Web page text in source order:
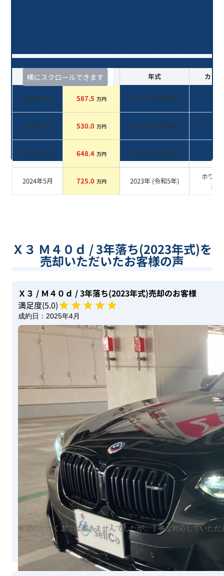
横にスクロールできます
査定時期 セルカ実績 年式 カラー
2025年4月 587.5 万円 2023年 (令和5年)
ブラッ
系
2025年3月 530.0 万円 2023年 (令和5年)
ブラッ
系
2024年11月 648.4 万円 2023年 (令和5年)
ブラッ
系
2024年5月 725.0 万円 2023年 (令和5年)
ホワイ
系
Ｘ３ Ｍ４０ｄ / 3年落ち(2023年式)を
売却いただいたお客様の声
Ｘ３ / Ｍ４０ｄ / 3年落ち(2023年式)売却のお客様
満足度(5.0)
成約日： 2025年4月
希望のかかくまでは届きませんでしたが、丁寧な対応していただ